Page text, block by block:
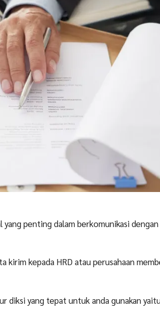
penting dalam berkomunikasi dengan
kirim kepada HRD atau perusahaan
diksi yang tepat untuk anda gunakan